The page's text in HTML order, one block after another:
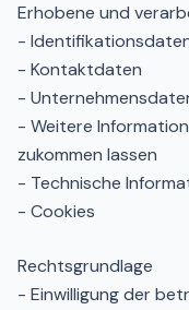
Erhobene und
-
- Kontaktdaten
-
- Weitere
zukommen lassen
- Technische
- Cookies
Rechtsgrundlage
- Einwilligung der